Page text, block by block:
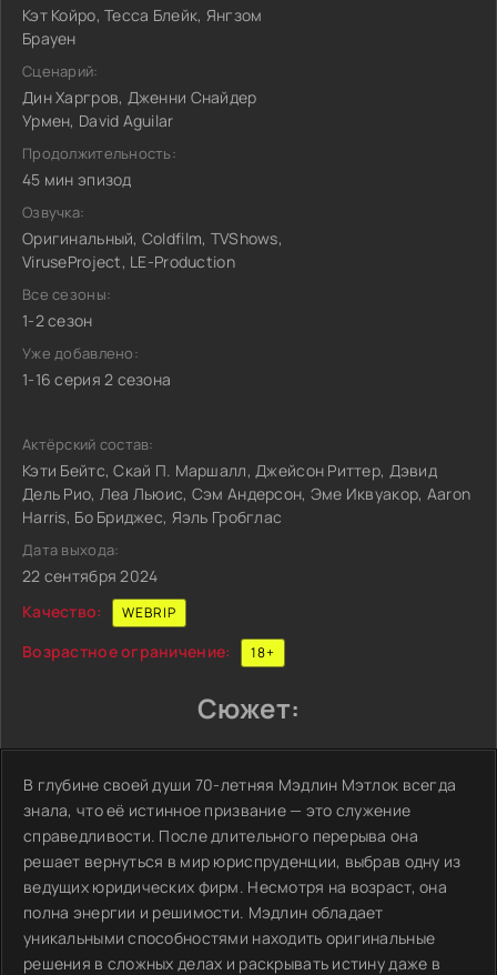
Кэт Койро, Тесса Блейк, Янгзом
Брауен
Сценарий:
Дин Харгров, Дженни Снайдер
Урмен, David Aguilar
Продолжительность:
45 мин эпизод
Озвучка:
Оригинальный, Coldfilm, TVShows,
ViruseProject, LE-Production
Все сезоны:
1-2 сезон
Уже добавлено:
1-16 серия 2 сезона
Актёрский состав:
Кэти Бейтс, Скай П. Маршалл, Джейсон Риттер, Дэвид
Дель Рио, Леа Льюис, Сэм Андерсон, Эме Иквуакор, Aaron
Harris, Бо Бриджес, Яэль Гробглас
Дата выхода:
22 сентября 2024
Качество:
WEBRIP
Возрастное ограничение: 18+
Сюжет:
В глубине своей души 70-летняя Мэдлин Мэтлок всегда
знала, что её истинное призвание — это служение
справедливости. После длительного перерыва она
решает вернуться в мир юриспруденции, выбрав одну из
ведущих юридических фирм. Несмотря на возраст, она
полна энергии и решимости. Мэдлин обладает
уникальными способностями находить оригинальные
решения в сложных делах и раскрывать истину даже в